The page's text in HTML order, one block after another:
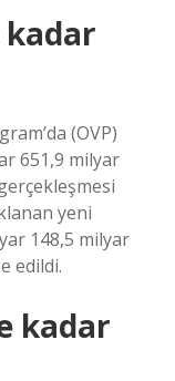
kadar
(OVP)
651,9 milyar
yeni
148,5 milyar
edildi.
kadar